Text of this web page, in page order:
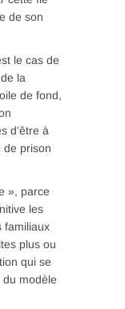
de son
le cas de
la
de fond,
d’être à
de prison
», parce
les
familiaux
plus ou
qui se
modèle